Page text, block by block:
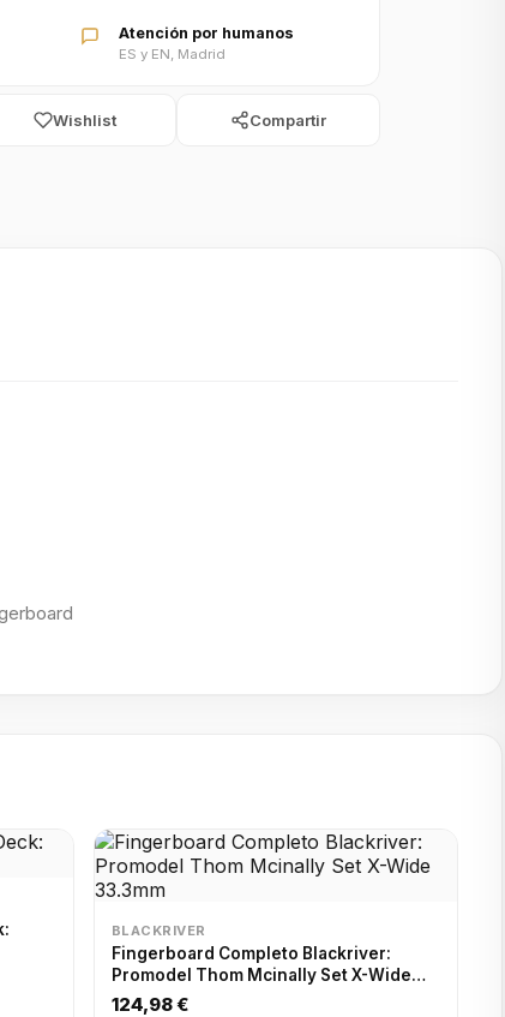
Atención por humanos
ES y EN, Madrid
Wishlist Compartir
BLACKRIVER
Fingerboard Completo Blackriver:
Promodel Thom Mcinally Set X-Wide
33.3mm
124,98 €